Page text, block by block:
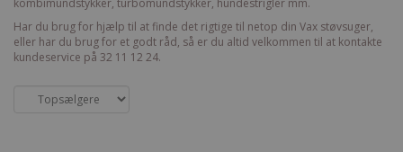
kombimundstykker, turbomundstykker, hundestrigler mm.
Har du brug for hjælp til at finde det rigtige til netop din Vax støvsuger,
eller har du brug for et godt råd, så er du altid velkommen til at kontakte
kundeservice på 32 11 12 24.